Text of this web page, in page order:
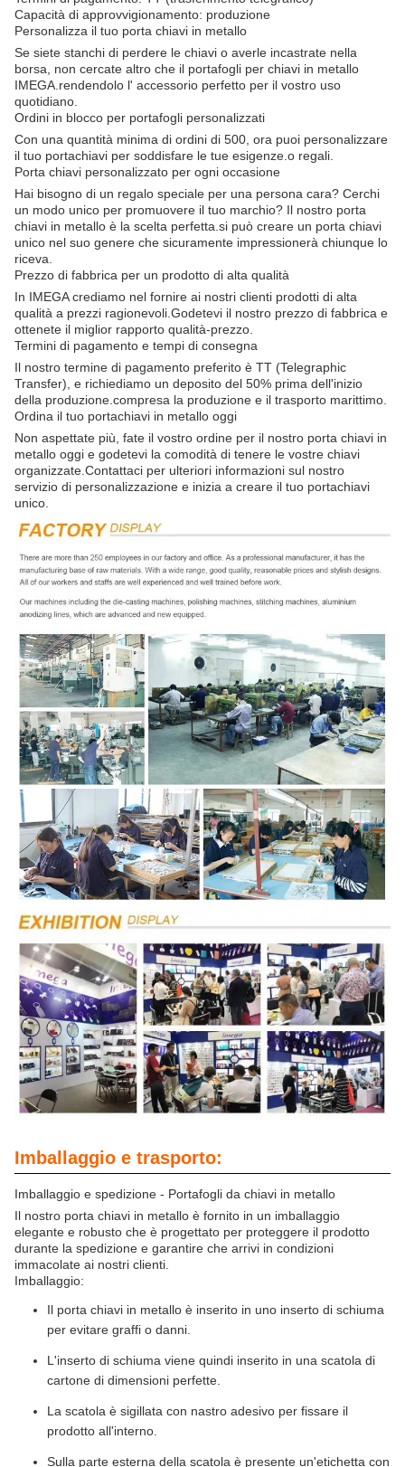
Capacità di approvvigionamento: produzione
Personalizza il tuo porta chiavi in metallo
Se siete stanchi di perdere le chiavi o averle incastrate nella
borsa, non cercate altro che il portafogli per chiavi in metallo
IMEGA.rendendolo l' accessorio perfetto per il vostro uso
quotidiano.
Ordini in blocco per portafogli personalizzati
Con una quantità minima di ordini di 500, ora puoi personalizzare
il tuo portachiavi per soddisfare le tue esigenze.o regali.
Porta chiavi personalizzato per ogni occasione
Hai bisogno di un regalo speciale per una persona cara? Cerchi
un modo unico per promuovere il tuo marchio? Il nostro porta
chiavi in metallo è la scelta perfetta.si può creare un porta chiavi
unico nel suo genere che sicuramente impressionerà chiunque lo
riceva.
Prezzo di fabbrica per un prodotto di alta qualità
In IMEGA crediamo nel fornire ai nostri clienti prodotti di alta
qualità a prezzi ragionevoli.Godetevi il nostro prezzo di fabbrica e
ottenete il miglior rapporto qualità-prezzo.
Termini di pagamento e tempi di consegna
Il nostro termine di pagamento preferito è TT (Telegraphic
Transfer), e richiediamo un deposito del 50% prima dell'inizio
della produzione.compresa la produzione e il trasporto marittimo.
Ordina il tuo portachiavi in metallo oggi
Non aspettate più, fate il vostro ordine per il nostro porta chiavi in
metallo oggi e godetevi la comodità di tenere le vostre chiavi
organizzate.Contattaci per ulteriori informazioni sul nostro
servizio di personalizzazione e inizia a creare il tuo portachiavi
unico.
Imballaggio e trasporto:
Imballaggio e spedizione - Portafogli da chiavi in metallo
Il nostro porta chiavi in metallo è fornito in un imballaggio
elegante e robusto che è progettato per proteggere il prodotto
durante la spedizione e garantire che arrivi in condizioni
immacolate ai nostri clienti.
Imballaggio:
Il porta chiavi in metallo è inserito in uno inserto di schiuma
per evitare graffi o danni.
L'inserto di schiuma viene quindi inserito in una scatola di
cartone di dimensioni perfette.
La scatola è sigillata con nastro adesivo per fissare il
prodotto all'interno.
Sulla parte esterna della scatola è presente un'etichetta con